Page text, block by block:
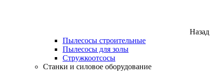
Назад
Пылесосы строительные
Пылесосы для золы
Стружкоотсосы
Станки и силовое оборудование